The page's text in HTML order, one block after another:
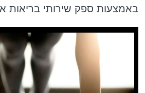
באמצעות ספק שירותי בריאות